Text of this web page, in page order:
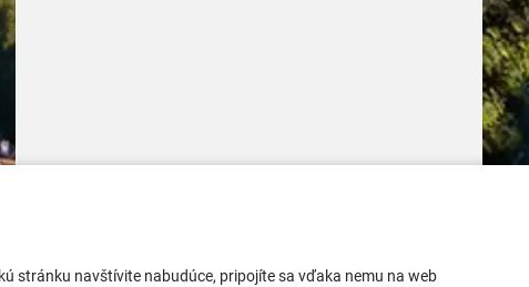
stránku navštívite nabudúce, pripojíte sa vďaka nemu na web